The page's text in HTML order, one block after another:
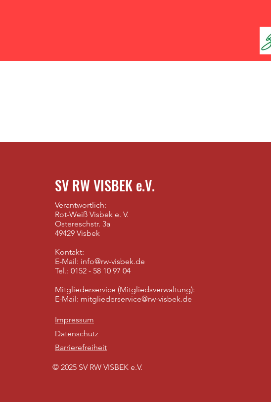
SV RW VISBEK e.V.
Verantwortlich:
Rot-Weiß Visbek e. V.
Ostereschstr. 3a
49429 Visbek
Kontakt:
E-Mail: info@rw-visbek.de
​Tel.: 0152 - 58 10 97 04
Mitgliederservice (Mitgliedsverwaltung):
E-Mail: mitgliederservice@rw-visbek.de
Impressum
Datenschutz
Barrierefreiheit
© 2025 SV RW VISBEK e.V.